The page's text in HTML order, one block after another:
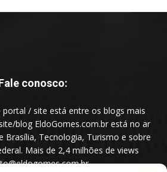
conosco:
/ site está entre os blogs mais
blog EldoGomes.com.br está no ar
Brasília, Tecnologia, Turismo e sobre
Mais de 2,4 milhões de views